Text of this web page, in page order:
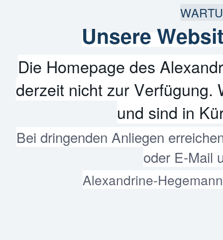
Unsere
Die Homepage des
derzeit nicht zur Verfügung.
und sind in
Bei dringenden Anliegen
oder E-Mail
Alexandrine-